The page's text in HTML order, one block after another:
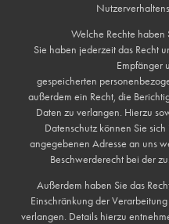
Welche Rechte haben
Sie haben jederzeit das Recht
Empfänger
gespeicherten
außerdem ein Recht, die
Daten zu verlangen. Hierzu
Datenschutz können Sie
angegebenen Adresse an uns
Beschwerderecht bei der
Außerdem haben Sie das
Einschränkung der
verlangen. Details hierzu